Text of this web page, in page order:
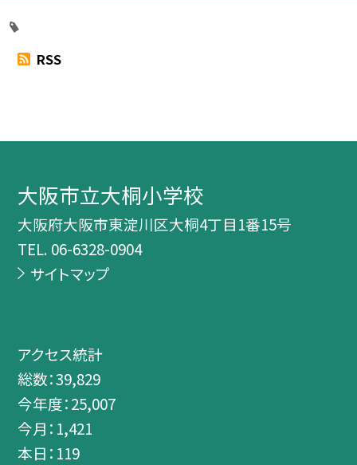
RSS
大阪市立大桐小学校
大阪府大阪市東淀川区大桐4丁目1番15号
TEL. 06-6328-0904
サイトマップ
アクセス統計
総数：39,829
今年度：25,007
今月： 1,421
本日： 119